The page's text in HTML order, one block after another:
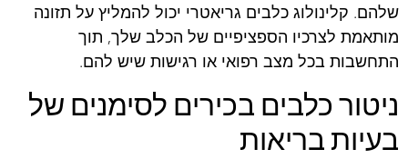
שלהם. קלינולוג כלבים גריאטרי יכול להמליץ על תזונה
מותאמת לצרכיו הספציפיים של הכלב שלך, תוך
התחשבות בכל מצב רפואי או רגישות שיש להם.
ניטור כלבים בכירים לסימנים של
בעיות בריאות